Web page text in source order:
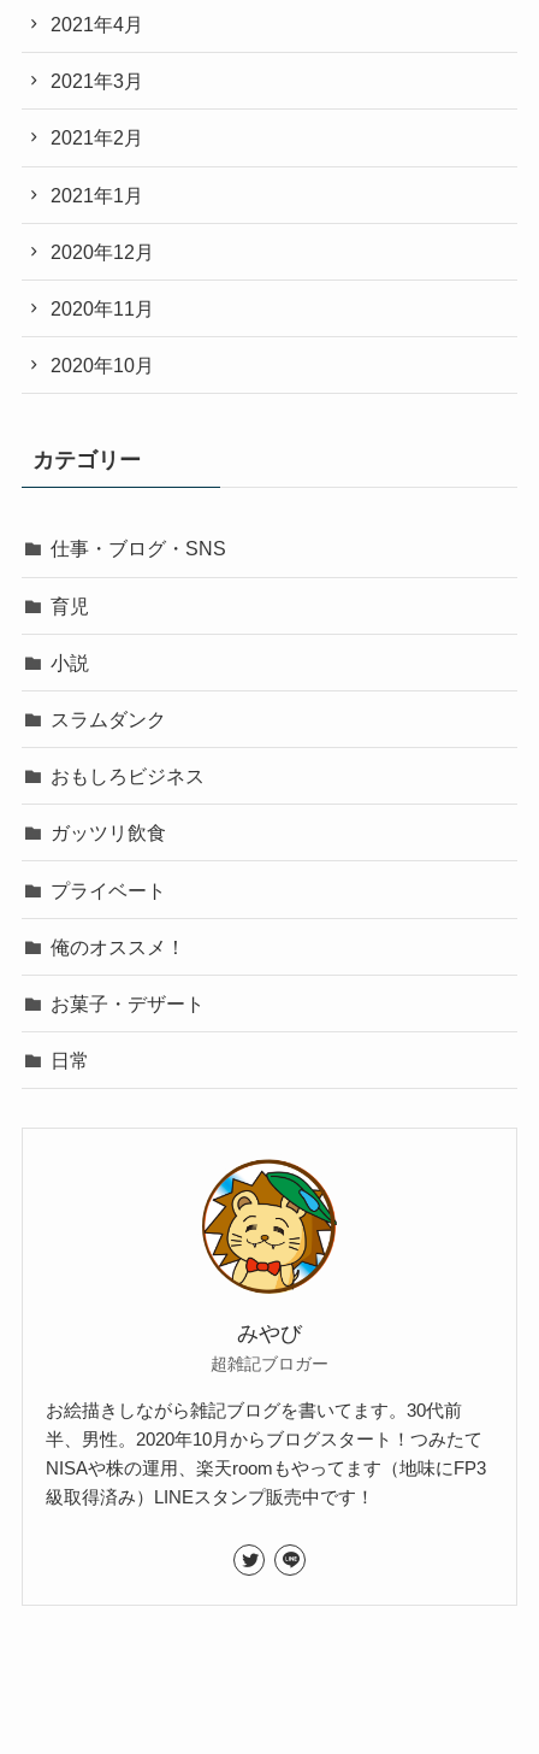
2021年4月
2021年3月
2021年2月
2021年1月
2020年12月
2020年11月
2020年10月
カテゴリー
仕事・ブログ・SNS
育児
小説
スラムダンク
おもしろビジネス
ガッツリ飲食
プライベート
俺のオススメ！
お菓子・デザート
日常
みやび
超雑記ブロガー
お絵描きしながら雑記ブログを書いてます。30代前
半、男性。2020年10月からブログスタート！つみたて
NISAや株の運用、楽天roomもやってます（地味にFP3
級取得済み）LINEスタンプ販売中です！